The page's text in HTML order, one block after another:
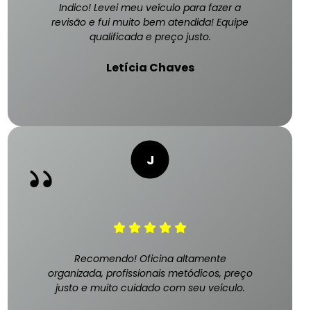
Indico! Levei meu veículo para fazer a
revisão e fui muito bem atendida! Equipe
qualificada e preço justo.
Letícia Chaves
Recomendo! Oficina altamente
organizada, profissionais metódicos, preço
justo e muito cuidado com seu veículo.